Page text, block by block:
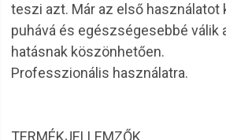
teszi azt. Már az első használatot
puhává és egészségesebbé válik
hatásnak köszönhetően.
Professzionális használatra.
TERMÉKJELLEMZŐK